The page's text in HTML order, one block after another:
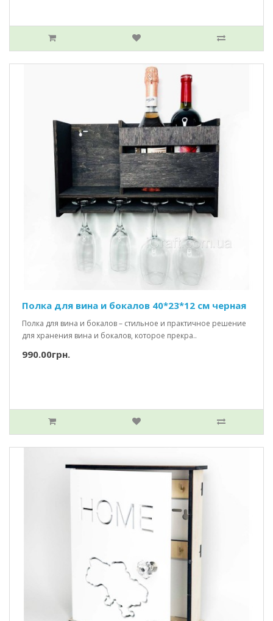
Полка для вина и бокалов 40*23*12 см черная
Полка для вина и бокалов – стильное и практичное решение
для хранения вина и бокалов, которое прекра..
990.00грн.